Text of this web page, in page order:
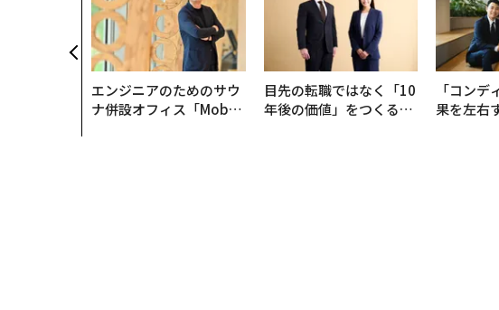
エンジニアのためのサウ
ナ併設オフィス「Mobiu
目先の転職ではなく「10
年後の価値」をつくる─
「コンデ
果を左右